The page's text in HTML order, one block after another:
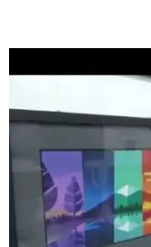
သေးတယ် ပျံလို့ရတဲ့
အနေအထားရေ
သ